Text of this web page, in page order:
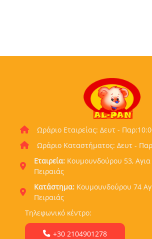
Ωράριο Εταιρείας: Δευτ -
Ωράριο Καταστήματος: Δευτ -
Εταιρεία: Κουμουνδούρου 53, Αγια
Πειραιάς
Κατάστημα: Κουμουνδούρου 74
Πειραιάς
Τηλεφωνικό κέντρο:
+30 2104901278